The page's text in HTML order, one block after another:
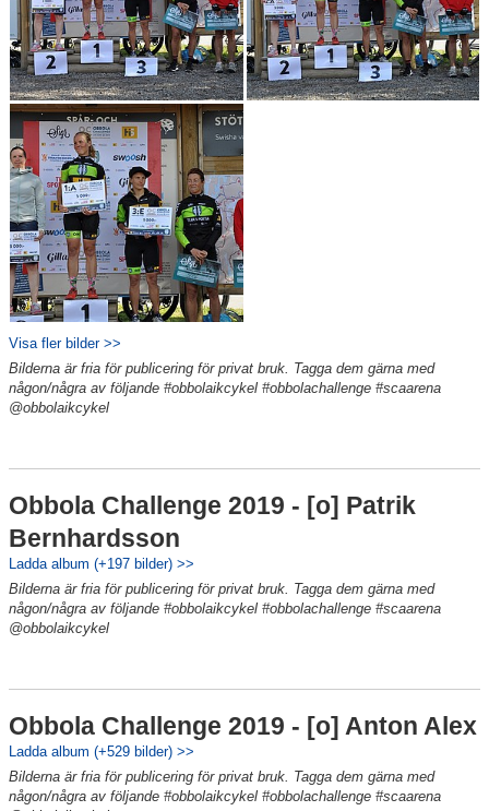
Visa fler bilder >>
Bilderna är fria för publicering för privat bruk. Tagga dem gärna med
någon/några av följande #obbolaikcykel #obbolachallenge #scaarena
@obbolaikcykel
Obbola Challenge 2019 - [o] Patrik
Bernhardsson
Ladda album (+197 bilder) >>
Bilderna är fria för publicering för privat bruk. Tagga dem gärna med
någon/några av följande #obbolaikcykel #obbolachallenge #scaarena
@obbolaikcykel
Obbola Challenge 2019 - [o] Anton Alex
Ladda album (+529 bilder) >>
Bilderna är fria för publicering för privat bruk. Tagga dem gärna med
någon/några av följande #obbolaikcykel #obbolachallenge #scaarena